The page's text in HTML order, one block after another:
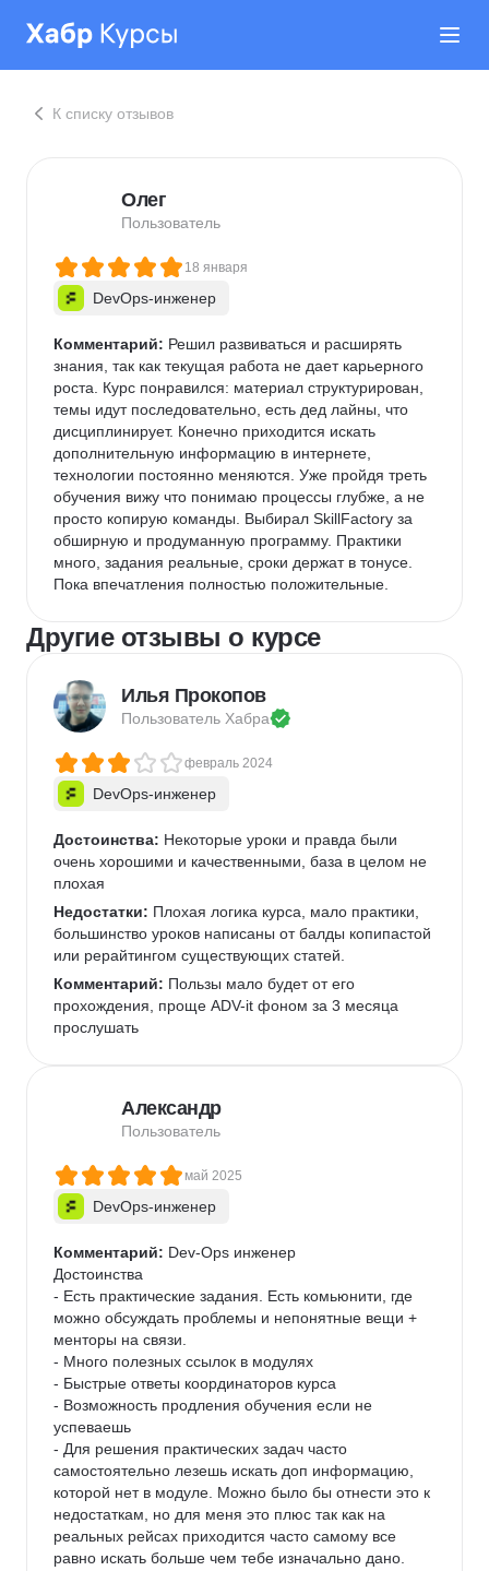
К списку отзывов
Олег
Пользователь
18 января
DevOps-инженер
Комментарий: Решил развиваться и расширять
знания, так как текущая работа не дает карьерного
роста. Курс понравился: материал структурирован,
темы идут последовательно, есть дед лайны, что
дисциплинирует. Конечно приходится искать
дополнительную информацию в интернете,
технологии постоянно меняются. Уже пройдя треть
обучения вижу что понимаю процессы глубже, а не
просто копирую команды. Выбирал SkillFactory за
обширную и продуманную программу. Практики
много, задания реальные, сроки держат в тонусе.
Пока впечатления полностью положительные.
Другие отзывы о курсе
Илья Прокопов
Пользователь Хабра
февраль 2024
DevOps-инженер
Достоинства: Некоторые уроки и правда были
очень хорошими и качественными, база в целом не
плохая
Недостатки: Плохая логика курса, мало практики,
большинство уроков написаны от балды копипастой
или рерайтингом существующих статей.
Комментарий: Пользы мало будет от его
прохождения, проще ADV-it фоном за 3 месяца
прослушать
Александр
Пользователь
май 2025
DevOps-инженер
Комментарий: Dev-Ops инженер
Достоинства
- Есть практические задания. Есть комьюнити, где
можно обсуждать проблемы и непонятные вещи +
менторы на связи.
- Много полезных ссылок в модулях
- Быстрые ответы координаторов курса
- Возможность продления обучения если не
успеваешь
- Для решения практических задач часто
самостоятельно лезешь искать доп информацию,
которой нет в модуле. Можно было бы отнести это к
недостаткам, но для меня это плюс так как на
реальных рейсах приходится часто самому все
равно искать больше чем тебе изначально дано.